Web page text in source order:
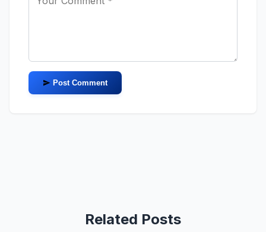
Post Comment
Related Posts